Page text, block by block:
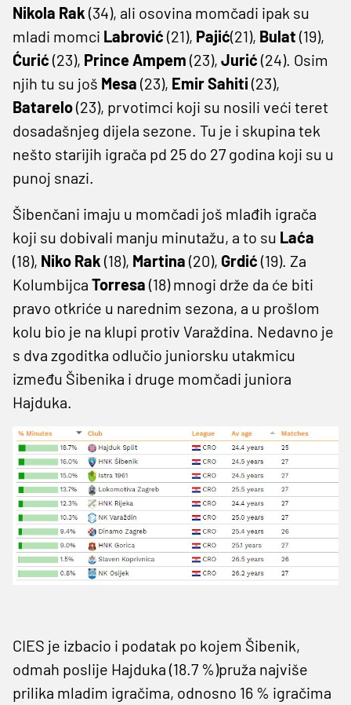
Nikola Rak (34), ali osovina momčadi ipak su
mladi momci Labrović (21), Pajić(21), Bulat (19),
Ćurić (23), Prince Ampem (23), Jurić (24). Osim
njih tu su još Mesa (23), Emir Sahiti (23),
Batarelo(23), prvotimci koji su nosili veći teret
dosadašnjeg dijela sezone. Tu je i skupina tek
nešto starijih igrača pd 25 do 27 godina koji su u
punoj snazi.
Šibenčani imaju u momčadi još mlađih igrača
koji su dobivali manju minutažu, a to su Laća
(18), Niko Rak (18), Martina (20), Grdić (19). Za
Kolumbijca Torresa (18) mnogi drže da će biti
pravo otkriće u narednim sezona, a u prošlom
kolu bio je na klupi protiv Varaždina. Nedavno je
s dva zgoditka odlučio juniorsku utakmicu
između Šibenika i druge momčadi juniora
Hajduka.
CIES je izbacio i podatak po kojem Šibenik,
odmah poslije Hajduka (18.7 %)pruža najviše
prilika mladim igračima, odnosno 16 % igračima